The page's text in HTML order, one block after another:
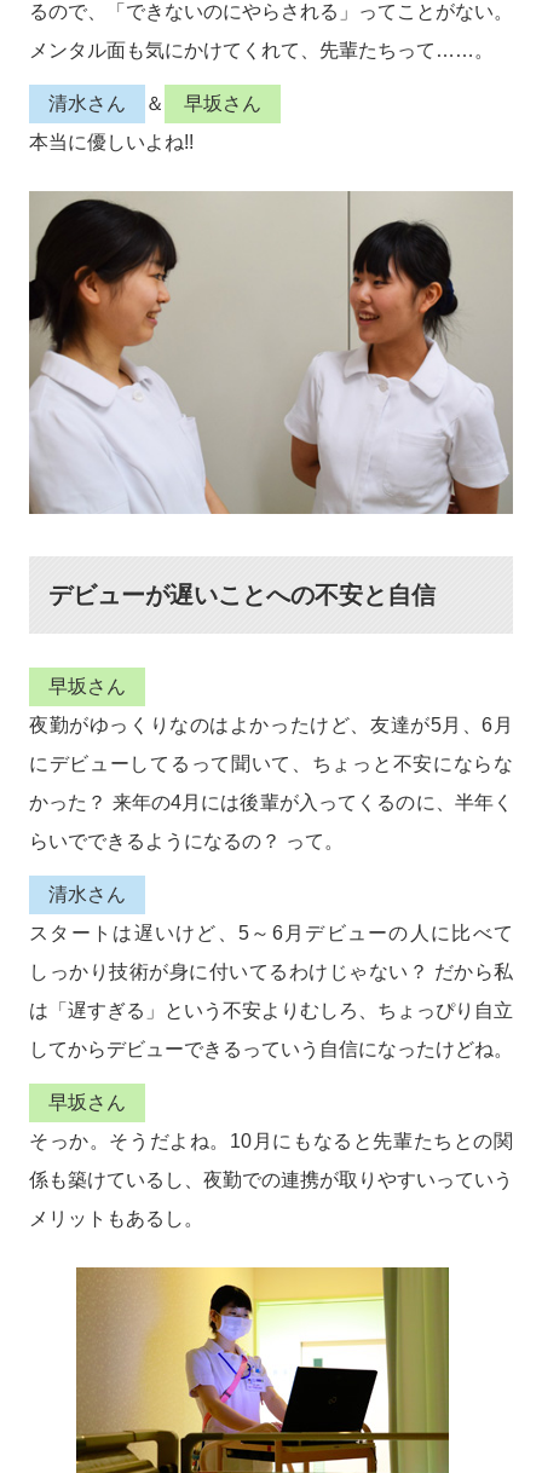
るので、「できないのにやらされる」ってことがない。
メンタル面も気にかけてくれて、先輩たちって……。
清水さん ＆
早坂さん
本当に優しいよね!!
デビューが遅いことへの不安と自信
早坂さん
夜勤がゆっくりなのはよかったけど、友達が5月、6月
にデビューしてるって聞いて、ちょっと不安にならな
かった？ 来年の4月には後輩が入ってくるのに、半年く
らいでできるようになるの？ って。
清水さん
スタートは遅いけど、5～6月デビューの人に比べて
しっかり技術が身に付いてるわけじゃない？ だから私
は「遅すぎる」という不安よりむしろ、ちょっぴり自立
してからデビューできるっていう自信になったけどね。
早坂さん
そっか。そうだよね。10月にもなると先輩たちとの関
係も築けているし、夜勤での連携が取りやすいっていう
メリットもあるし。